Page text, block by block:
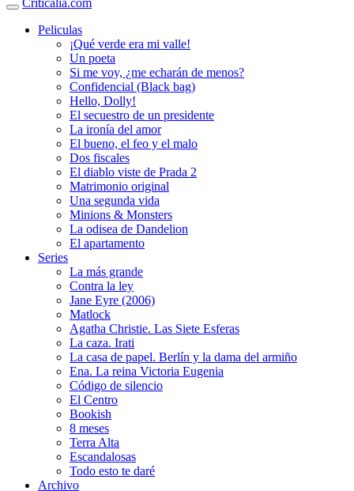
Criticalia.com
Peliculas
¡Qué verde era mi valle!
Un poeta
Si me voy, ¿me echarán de menos?
Confidencial (Black bag)
Hello, Dolly!
El secuestro de un presidente
La ironía del amor
El bueno, el feo y el malo
Dos fiscales
El diablo viste de Prada 2
Matrimonio original
Una segunda vida
Minions & Monsters
La odisea de Dandelion
El apartamento
Series
La más grande
Contra la ley
Jane Eyre (2006)
Matlock
Agatha Christie. Las Siete Esferas
La caza. Irati
La casa de papel. Berlín y la dama del armiño
Ena. La reina Victoria Eugenia
Código de silencio
El Centro
Bookish
8 meses
Terra Alta
Escandalosas
Todo esto te daré
Archivo